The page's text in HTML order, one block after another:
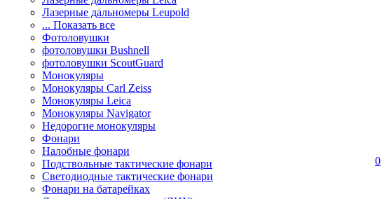
Лазерные дальномеры Leupold
... Показать все
Фотоловушки
фотоловушки Bushnell
фотоловушки ScoutGuard
Монокуляры
Монокуляры Carl Zeiss
Монокуляры Leica
Монокуляры Navigator
Недорогие монокуляры
Фонари
Налобные фонари
Подствольные тактические фонари
Светодиодные тактические фонари
Фонари на батарейках
0